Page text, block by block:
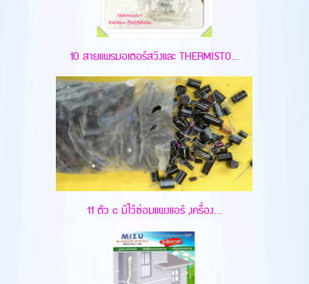
10 สายแพรมอเตอร์สวิงและ THERMISTO...
11 ตัว c มีไว้ซ่อมแผงแอร์ ,เครื่อง...